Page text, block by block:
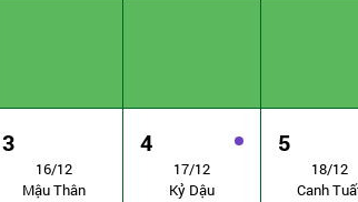
3
16/12
Mậu Thân
4
17/12
Kỷ Dậu
5
18/12
Canh